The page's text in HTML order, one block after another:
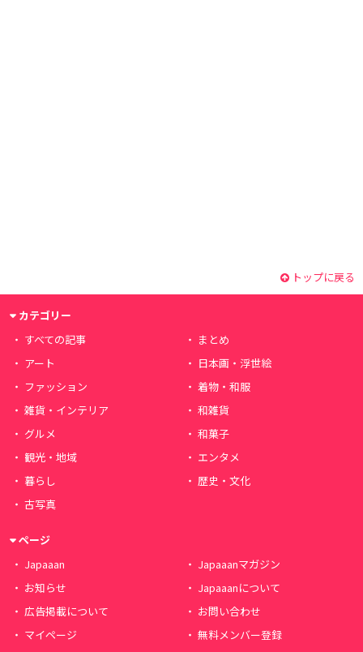
トップに戻る
カテゴリー
すべての記事
まとめ
アート
日本画・浮世絵
ファッション
着物・和服
雑貨・インテリア
和雑貨
グルメ
和菓子
観光・地域
エンタメ
暮らし
歴史・文化
古写真
ページ
Japaaan
Japaaanマガジン
お知らせ
Japaaanについて
広告掲載について
お問い合わせ
マイページ
無料メンバー登録